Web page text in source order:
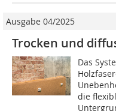
Ausgabe 04/2025
Trocken und
Das
die